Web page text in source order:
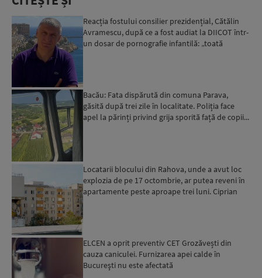
Reacția fostului consilier prezidențial, Cătălin
Avramescu, după ce a fost audiat la DIICOT într-
un dosar de pornografie infantilă: „toată
Bacău: Fata dispărută din comuna Parava,
găsită după trei zile în localitate. Poliția face
apel la părinți privind grija sporită față de copii...
Locatarii blocului din Rahova, unde a avut loc
explozia de pe 17 octombrie, ar putea reveni în
apartamente peste aproape trei luni. Ciprian
ELCEN a oprit preventiv CET Grozăvești din
cauza caniculei. Furnizarea apei calde în
Bucureşti nu este afectată